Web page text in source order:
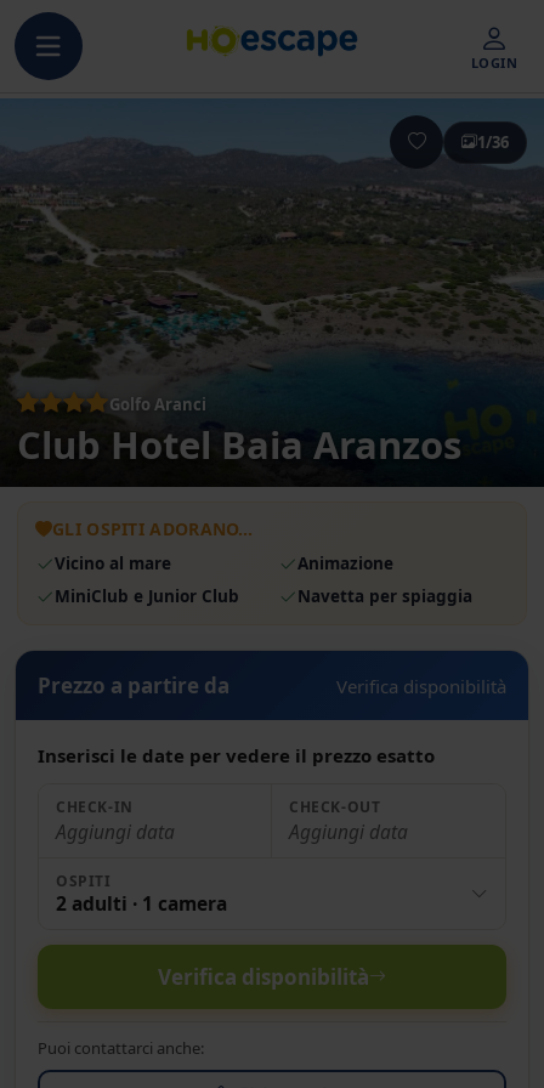
LOGIN
1/36
Golfo Aranci
Club Hotel Baia Aranzos
GLI OSPITI ADORANO…
Vicino al mare
Animazione
MiniClub e Junior Club
Navetta per spiaggia
Prezzo a partire da Verifica disponibilità
Inserisci le date per vedere il prezzo esatto
CHECK-IN
Aggiungi data
CHECK-OUT
Aggiungi data
OSPITI
2 adulti · 1 camera
Verifica disponibilità
Puoi contattarci anche: